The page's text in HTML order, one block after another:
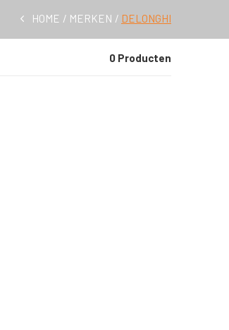
HOME MERKEN DELONGHI
0 Producten